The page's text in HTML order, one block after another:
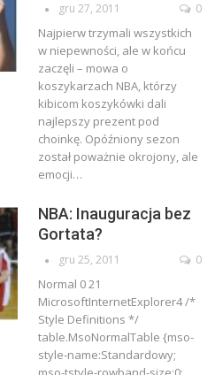
gru 27, 2011 0
Najpierw trzymali wszystkich
w niepewności, ale w końcu
zaczęli – mowa o
koszykarzach NBA, którzy
kibicom koszykówki dali
najlepszy prezent pod
choinkę. Opóźniony sezon
został poważnie okrojony, ale
emocji…
NBA: Inauguracja bez
Gortata?
gru 25, 2011 0
Normal 0 21
MicrosoftInternetExplorer4/*
Style Definitions */
table.MsoNormalTable {mso-
style-name:Standardowy;